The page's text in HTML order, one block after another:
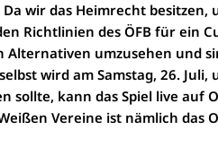
Da wir das Heimrecht
Richtlinien des ÖFB für ein
Alternativen umzusehen und
wird am Samstag, 26.
sollte, kann das Spiel live auf
Vereine ist nämlich das